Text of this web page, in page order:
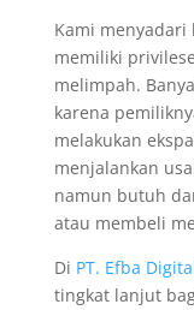
Kami menyadari
memiliki
melimpah.
karena
melakukan
menjalankan
namun butuh
atau membeli
Di PT. Efba
tingkat lanjut